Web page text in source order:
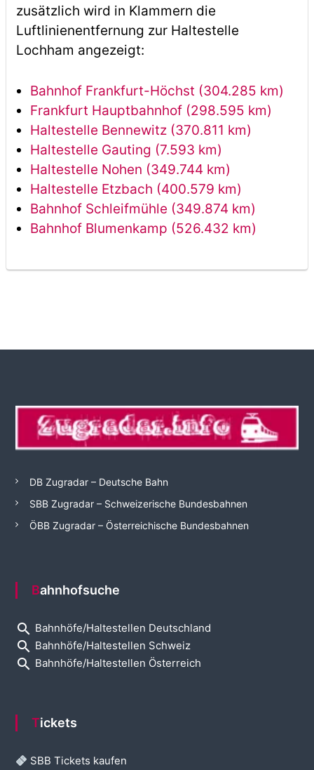
zusätzlich wird in Klammern die
Luftlinienentfernung zur Haltestelle
Lochham angezeigt:
Bahnhof Frankfurt-Höchst (304.285 km)
Frankfurt Hauptbahnhof (298.595 km)
Haltestelle Bennewitz (370.811 km)
Haltestelle Gauting (7.593 km)
Haltestelle Nohen (349.744 km)
Haltestelle Etzbach (400.579 km)
Bahnhof Schleifmühle (349.874 km)
Bahnhof Blumenkamp (526.432 km)
DB Zugradar – Deutsche Bahn
SBB Zugradar – Schweizerische Bundesbahnen
ÖBB Zugradar – Österreichische Bundesbahnen
Bahnhofsuche
search Bahnhöfe/Haltestellen Deutschland
search Bahnhöfe/Haltestellen Schweiz
search Bahnhöfe/Haltestellen Österreich
Tickets
SBB Tickets kaufen